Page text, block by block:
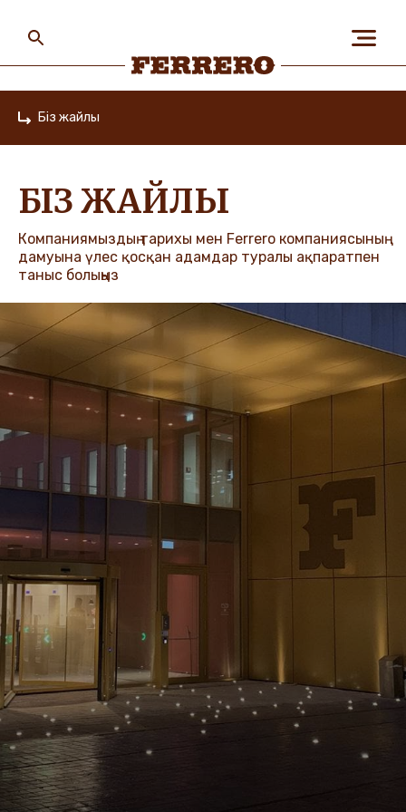
БІЗ ЖАЙЛЫ
АДАМДАР ЖӘНЕ
ҒАЛАМШАР
БІЗДІҢ БРЕНДТЕР
МАНСАП
ЖАҢАЛЫҚТАР ЖӘНЕ
ОҚИҒАЛАР
ӘДЕП КОДЕКСІ
main
content
Біз жайлы
БІЗ ЖАЙЛЫ
Компаниямыздың тарихы мен Ferrero компаниясының
дамуына үлес қосқан адамдар туралы ақпаратпен
таныс болыңыз